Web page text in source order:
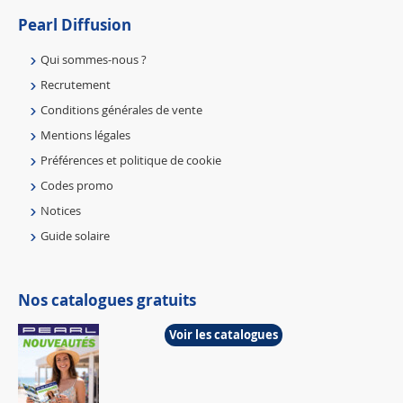
Pearl Diffusion
Qui sommes-nous ?
Recrutement
Conditions générales de vente
Mentions légales
Préférences et politique de cookie
Codes promo
Notices
Guide solaire
Nos catalogues gratuits
Voir les catalogues